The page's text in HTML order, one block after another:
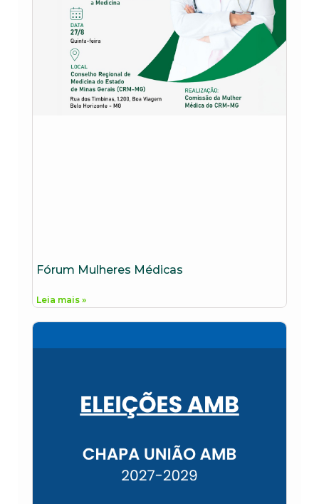
Fórum Mulheres Médicas
Leia mais »